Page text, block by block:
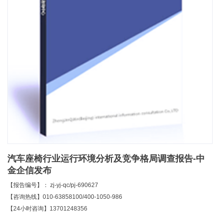
汽车座椅行业运行环境分析及竞争格局调查报告-中
金企信发布
【报告编号】： zj-yj-qc/pj-690627
【咨询热线】010-63858100/400-1050-986
【24小时咨询】13701248356